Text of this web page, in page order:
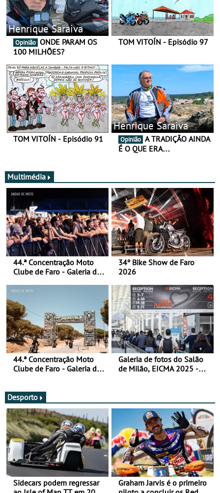
Henrique Saraiva
Opinião
100 MILHÕES?
TOM VITOÍN - Episódio 97
TOM VITOÍN - Episódio 91
Henrique Saraiva
Opinião
É O QUE ERA…
Multimédia
44.ª Concentração Moto
Clube de Faro - Galeria de
34º Bike Show de Faro
2026
44.ª Concentração Moto
Clube de Faro - Galeria de
Galeria de fotos do Salão
de Milão, EICMA 2025 -
Desporto
Sidecars podem regressar
Graham Jarvis é o primeiro